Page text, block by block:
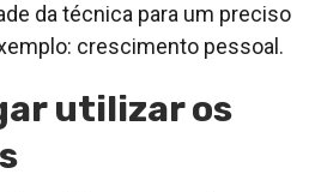
da técnica para um preciso
crescimento pessoal.
utilizar os